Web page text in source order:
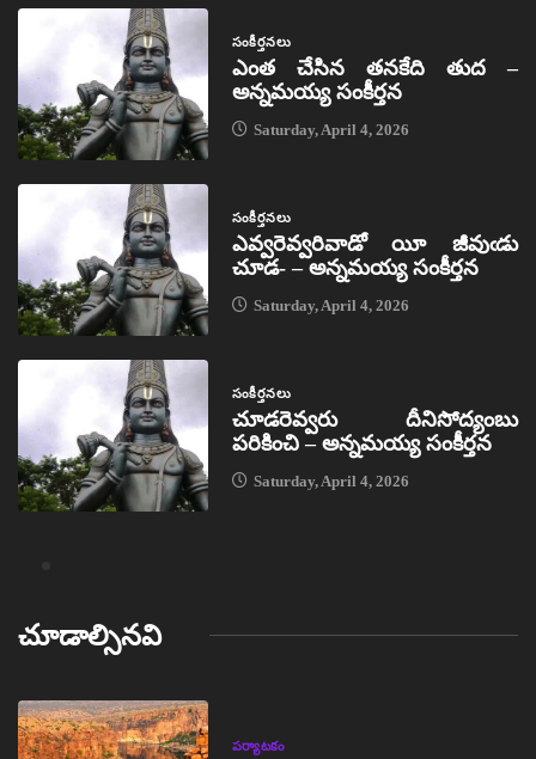
సంకీర్తనలు
ఎంత చేసిన తనకేది తుద –
అన్నమయ్య సంకీర్తన
Saturday, April 4, 2026
సంకీర్తనలు
ఎవ్వరెవ్వరివాడో యీ జీవుఁడు
చూడ- – అన్నమయ్య సంకీర్తన
Saturday, April 4, 2026
సంకీర్తనలు
చూడరెవ్వరు దీనిసోద్యంబు
పరికించి – అన్నమయ్య సంకీర్తన
Saturday, April 4, 2026
చూడాల్సినవి
పర్యాటకం